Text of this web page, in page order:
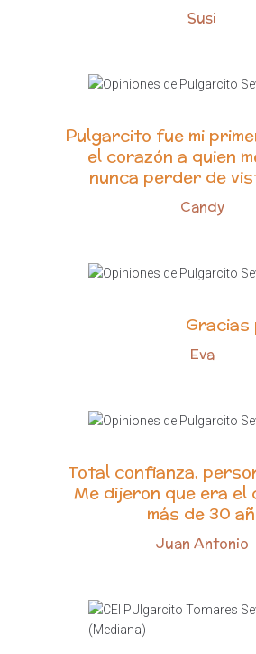
Susi
Pulgarcito fue mi
el corazón a quien
nunca perder de
Candy
Gracias
Eva
Total confianza,
Me dijeron que era
más de 30
Juan Antonio